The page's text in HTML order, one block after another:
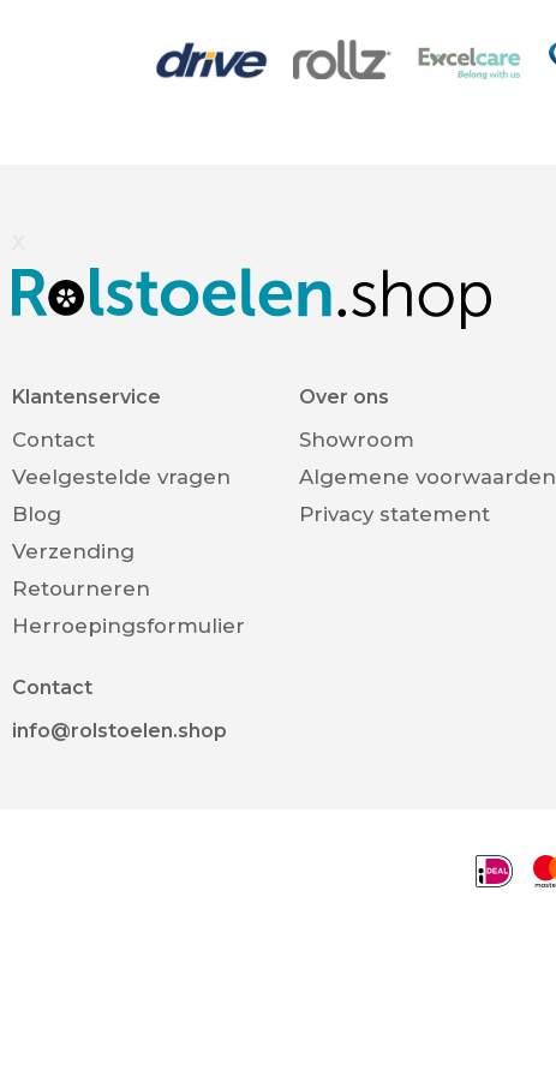
Klantenservice
Contact
Veelgestelde vragen
Blog
Verzending
Retourneren
Herroepingsformulier
Over ons
Showroom
Algemene voorwaarden
Privacy statement
Contact
info@rolstoelen.shop